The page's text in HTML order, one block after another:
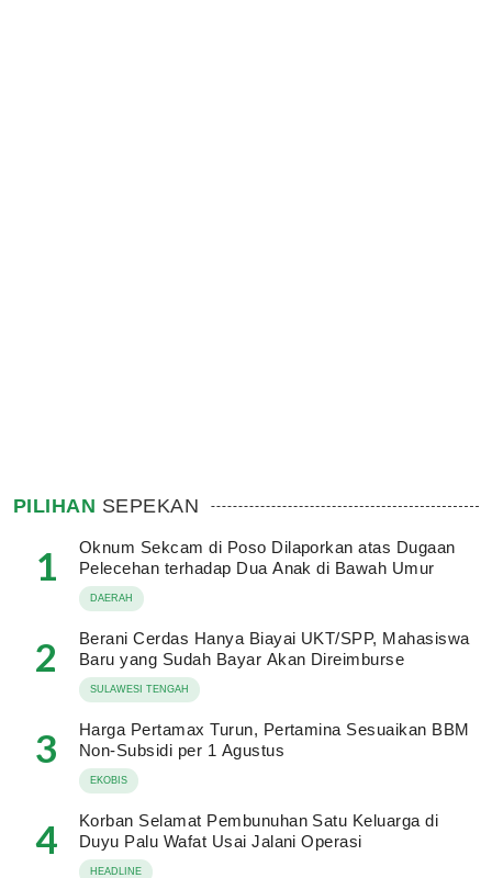
PILIHAN SEPEKAN
1
Oknum Sekcam di Poso Dilaporkan atas Dugaan
Pelecehan terhadap Dua Anak di Bawah Umur
DAERAH
2
Berani Cerdas Hanya Biayai UKT/SPP, Mahasiswa
Baru yang Sudah Bayar Akan Direimburse
SULAWESI TENGAH
3
Harga Pertamax Turun, Pertamina Sesuaikan BBM
Non-Subsidi per 1 Agustus
EKOBIS
4
Korban Selamat Pembunuhan Satu Keluarga di
Duyu Palu Wafat Usai Jalani Operasi
HEADLINE